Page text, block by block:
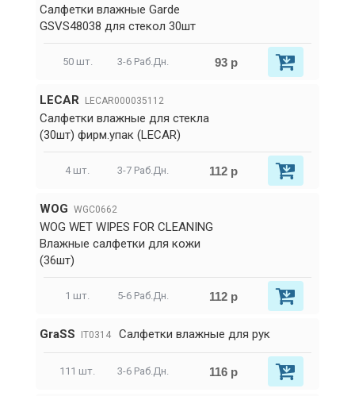
Салфетки влажные Garde
GSVS48038 для стекол 30шт
50 шт. 3-6 Раб.Дн. 93 р
LECAR LECAR000035112
Салфетки влажные для стекла
(30шт) фирм.упак (LECAR)
4 шт. 3-7 Раб.Дн. 112 р
WOG WGC0662
WOG WET WIPES FOR CLEANING
Влажные салфетки для кожи
(36шт)
1 шт. 5-6 Раб.Дн. 112 р
GraSS IT0314 Салфетки влажные для рук
111 шт. 3-6 Раб.Дн. 116 р